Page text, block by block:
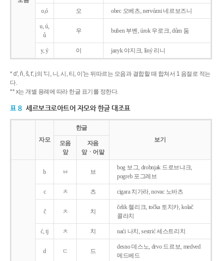
o,ó 오 obec 오베츠, nervózni 네르보즈니
u, ú,
ů
우 buben 부벤, úrok 우로크, dům 둠
y, ý 이 jazyk야지크, líný 리니
* d', ň, š, t', j의 '디, 니, 시, 티, 이'는 뒤따르는 모음과 결합할 때 합쳐서 1 음절로 적는
다.
** x는 개별 용례에 따라 한글 표기를 정한다.
표 8 세르보크로아트어 자모와 한글 대조표
자모
한글
보기
모음
앞
자음
앞ㆍ어말
b ㅂ 브
bog 보그, drobnjak 드로브냐크,
pogreb 포그레브
c ㅊ 츠 cigara 치가라, novac 노바츠
č ㅊ 치
čelik 첼리크, točka 토치카, kolač
콜라치
ć, tj ㅊ 치 naći 나치, sestrić 세스트리치
d ㄷ 드
desno 데스노, drvo 드르보, medved
메드베드